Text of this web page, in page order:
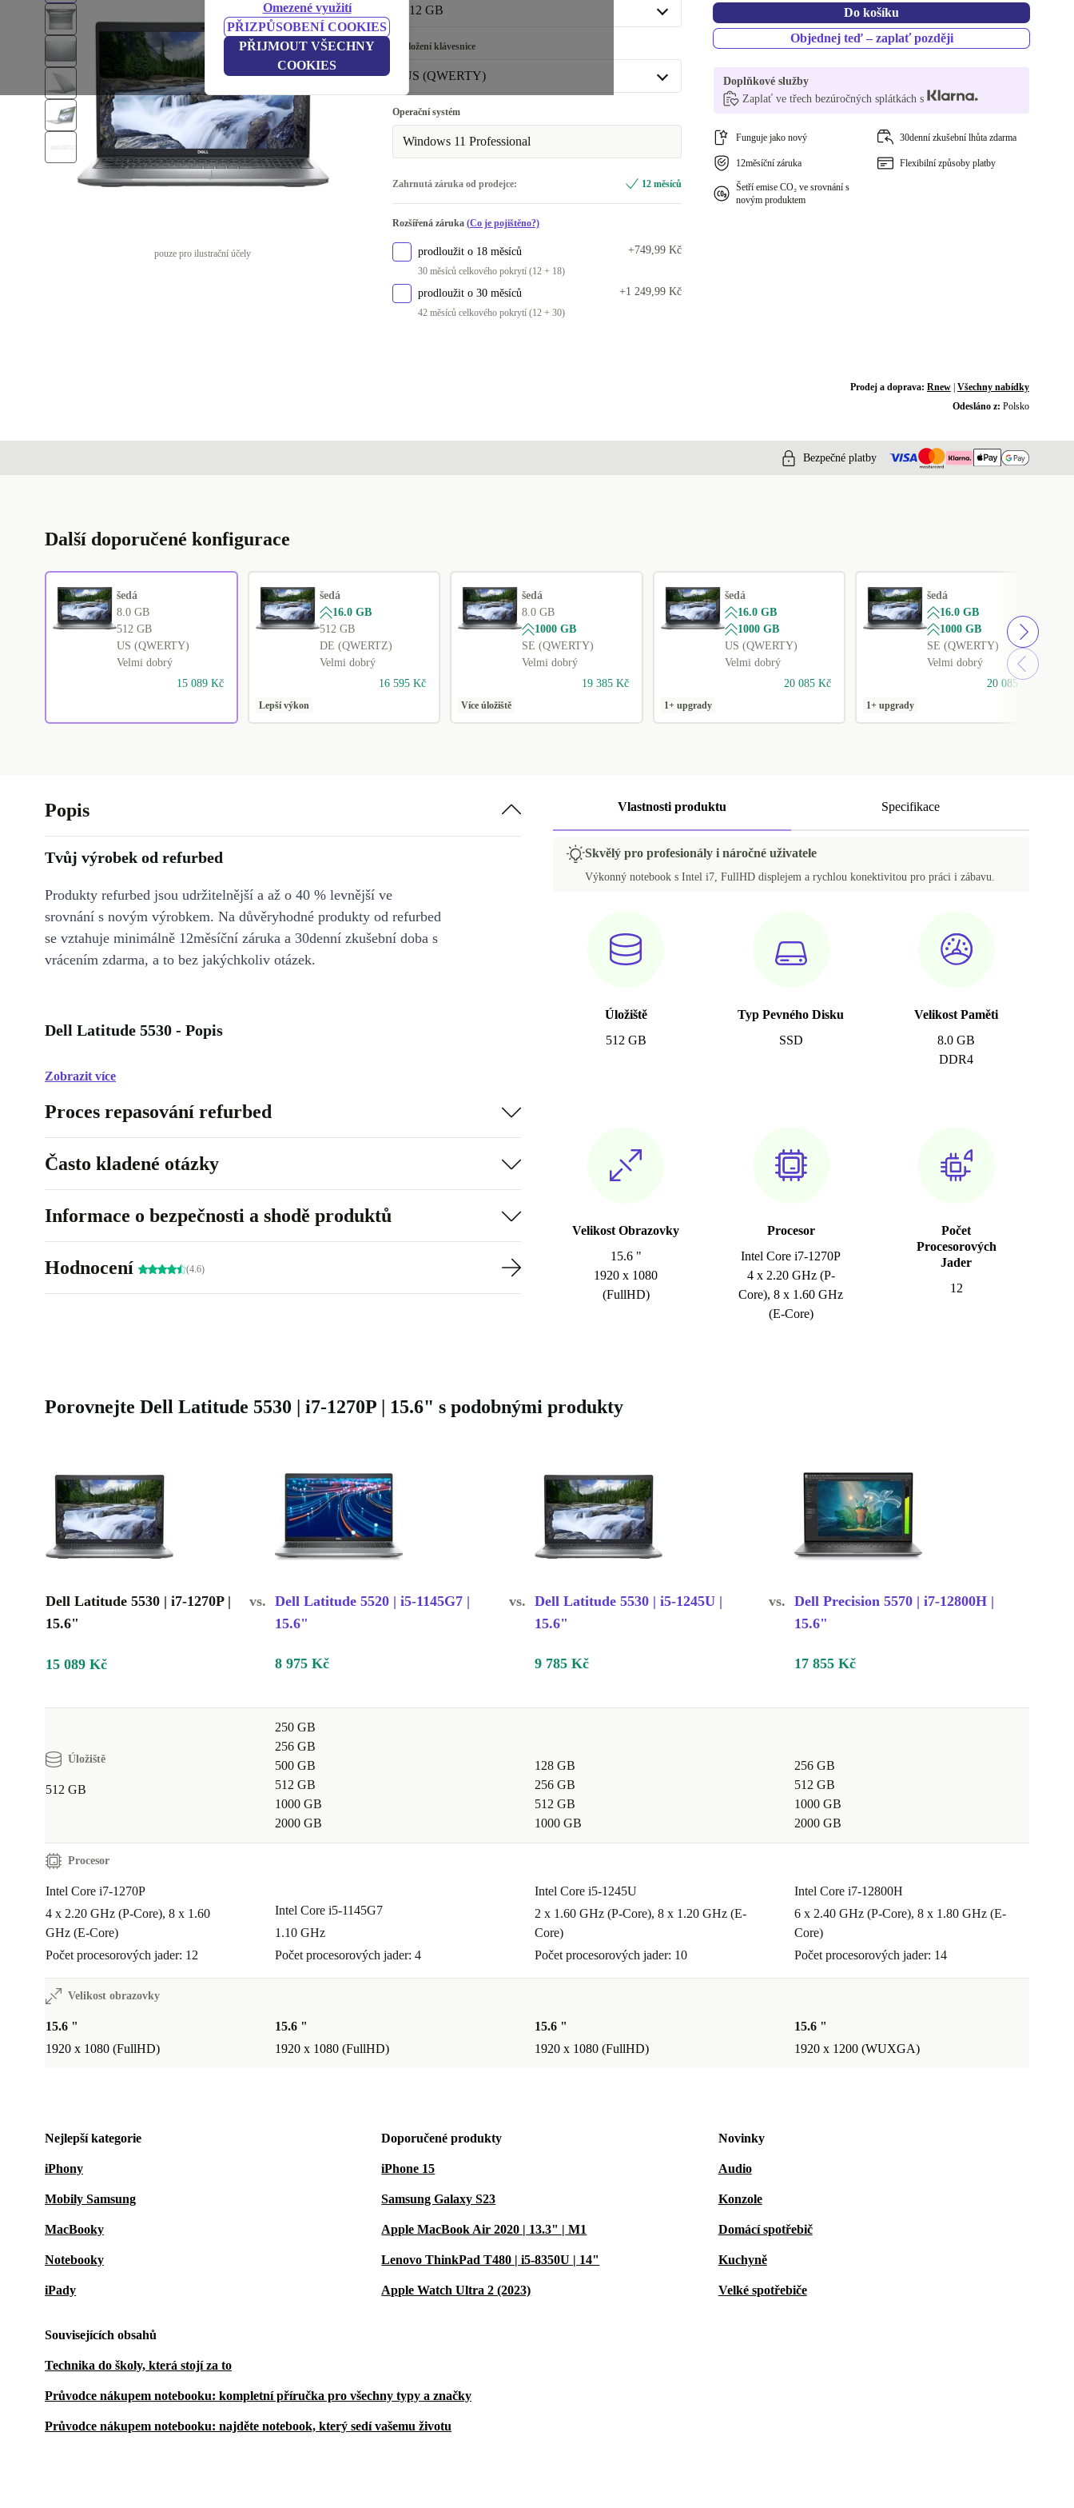
Omezené využití
PŘIZPŮSOBENÍ COOKIES
PŘIJMOUT VŠECHNY
COOKIES
pouze pro ilustrační účely
16.0 GB +2 110 Kč
512 GB
512 GB
1000 GB +4 296 Kč
Rozložení klávesnice
US (QWERTY)
US (QWERTY)
DE (QWERTZ)
SE (QWERTY)
Operační systém
Windows 11 Professional
Zahrnutá záruka od prodejce: 12 měsíců
Rozšířená záruka (Co je pojištěno?)
prodloužit o 18 měsíců
30 měsíců celkového pokrytí (12 + 18)
+749,99 Kč
prodloužit o 30 měsíců
42 měsíců celkového pokrytí (12 + 30)
+1 249,99 Kč
Do košíku
Objednej teď – zaplať později
Doplňkové služby
Zaplať ve třech bezúročných splátkách s
Funguje jako nový 30denní zkušební lhůta zdarma
12měsíční záruka Flexibilní způsoby platby
Šetří emise CO₂ ve srovnání s
novým produktem
Prodej a doprava: Rnew| Všechny nabídky
Odesláno z: Polsko
Bezpečné platby
Další doporučené konfigurace
šedá
8.0 GB
512 GB
US (QWERTY)
Velmi dobrý
15 089 Kč
šedá
16.0 GB
512 GB
DE (QWERTZ)
Velmi dobrý
16 595 Kč
Lepší výkon
šedá
8.0 GB
1000 GB
SE (QWERTY)
Velmi dobrý
19 385 Kč
Více úložiště
šedá
16.0 GB
1000 GB
US (QWERTY)
Velmi dobrý
20 085 Kč
1+ upgrady
šedá
16.0 GB
1000 GB
SE (QWERTY)
Velmi dobrý
20 085 Kč
1+ upgrady
Vlastnosti produktu Specifikace
Skvělý pro profesionály i náročné uživatele
Výkonný notebook s Intel i7, FullHD displejem a rychlou konektivitou pro práci i zábavu.
Úložiště
512 GB
Typ Pevného Disku
SSD
Velikost Paměti
8.0 GB
DDR4
Velikost Obrazovky
15.6 "
1920 x 1080
(FullHD)
Procesor
Intel Core i7-1270P
4 x 2.20 GHz (P-
Core), 8 x 1.60 GHz
(E-Core)
Počet
Procesorových
Jader
12
Popis
Tvůj výrobek od refurbed
Produkty refurbed jsou udržitelnější a až o 40 % levnější ve
srovnání s novým výrobkem. Na důvěryhodné produkty od refurbed
se vztahuje minimálně 12měsíční záruka a 30denní zkušební doba s
vrácením zdarma, a to bez jakýchkoliv otázek.
Dell Latitude 5530 - Popis
Zobrazit více
Proces repasování refurbed
Často kladené otázky
Informace o bezpečnosti a shodě produktů
Hodnocení (4.6)
Porovnejte Dell Latitude 5530 | i7-1270P | 15.6" s podobnými produkty
Dell Latitude 5530 | i7-1270P |
15.6"
vs. Dell Latitude 5520 | i5-1145G7 |
15.6"
vs. Dell Latitude 5530 | i5-1245U |
15.6"
vs. Dell Precision 5570 | i7-12800H |
15.6"
15 089 Kč 8 975 Kč 9 785 Kč 17 855 Kč
Úložiště
512 GB
250 GB
256 GB
500 GB
512 GB
1000 GB
2000 GB
128 GB
256 GB
512 GB
1000 GB
256 GB
512 GB
1000 GB
2000 GB
Procesor
Intel Core i7-1270P
4 x 2.20 GHz (P-Core), 8 x 1.60
GHz (E-Core)
Počet procesorových jader: 12
Intel Core i5-1145G7
1.10 GHz
Počet procesorových jader: 4
Intel Core i5-1245U
2 x 1.60 GHz (P-Core), 8 x 1.20 GHz (E-
Core)
Počet procesorových jader: 10
Intel Core i7-12800H
6 x 2.40 GHz (P-Core), 8 x 1.80 GHz (E-
Core)
Počet procesorových jader: 14
Velikost obrazovky
15.6 "
1920 x 1080 (FullHD)
15.6 "
1920 x 1080 (FullHD)
15.6 "
1920 x 1080 (FullHD)
15.6 "
1920 x 1200 (WUXGA)
Nejlepší kategorie
iPhony
Mobily Samsung
MacBooky
Notebooky
iPady
Doporučené produkty
iPhone 15
Samsung Galaxy S23
Apple MacBook Air 2020 | 13.3" | M1
Lenovo ThinkPad T480 | i5-8350U | 14"
Apple Watch Ultra 2 (2023)
Novinky
Audio
Konzole
Domácí spotřebič
Kuchyně
Velké spotřebiče
Souvisejících obsahů
Technika do školy, která stojí za to
Průvodce nákupem notebooku: kompletní příručka pro všechny typy a značky
Průvodce nákupem notebooku: najděte notebook, který sedí vašemu životu